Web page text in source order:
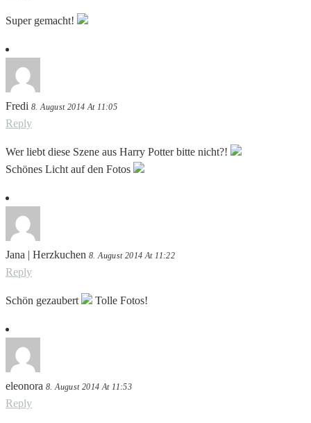
Super gemacht!
Fredi 8. August 2014 At 11:05
Reply
Wer liebt diese Szene aus Harry Potter bitte nicht?!
Schönes Licht auf den Fotos
Jana | Herzkuchen 8. August 2014 At 11:22
Reply
Schön gezaubert Tolle Fotos!
eleonora 8. August 2014 At 11:53
Reply